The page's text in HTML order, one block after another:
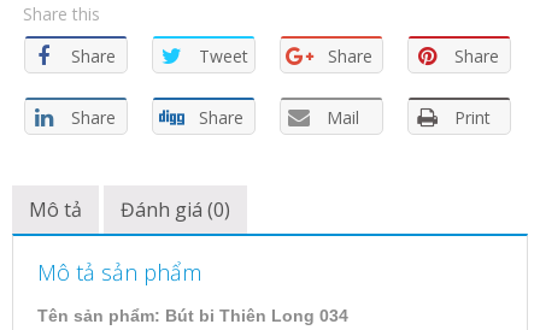
Share this
Share
Tweet Share Share
Share Share Mail Print
Mô tả Đánh giá (0)
Mô tả sản phẩm
Tên sản phẩm: Bút bi Thiên Long 034